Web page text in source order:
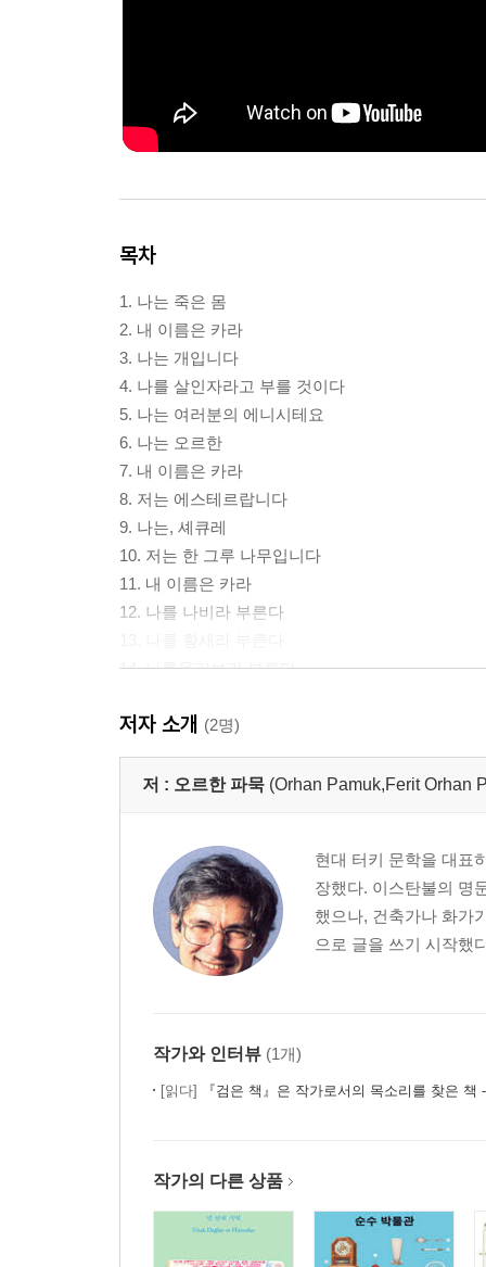
목차
1. 나는 죽은 몸
2. 내 이름은 카라
3. 나는 개입니다
4. 나를 살인자라고 부를 것이다
5. 나는 여러분의 에니시테요
6. 나는 오르한
7. 내 이름은 카라
8. 저는 에스테르랍니다
9. 나는, 셰큐레
10. 저는 한 그루 나무입니다
11. 내 이름은 카라
12. 나를 나비라 부른다
14. 나를올리브라 부른다
16. 나는, 셰큐레
17. 나는 여러분의 에니시테요
18. 나를 살인자라고 부를 것이다
21. 나는 여러분의 에니시테요
22. 내 이름은 카라
23. 나를 살인자라고 부를 것이다
24. 나는 죽음이다
25. 저는 에스테르랍니다
28. 나를 살인자라고 부를 것이다
29. 나는 여러분의 에니시테요
32. 나는, 셰큐레
저자 소개 (2명)
저 : 오르한 파묵 (Orhan Pamuk,Ferit Orhan
현대 터키 문학을 대표
장했다. 이스탄불의 명
했으나, 건축가나 화가
으로 글을 쓰기 시작했
작가와 인터뷰 (1개)
[읽다] 『검은 책』은 작가로서의 목소리를 찾은 책 - 2006 노벨문학상 수상 작
작가의 다른 상품